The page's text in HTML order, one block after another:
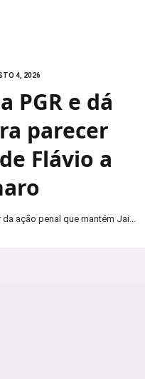
4, 2026
PGR e dá
parecer
Flávio a
ação penal que mantém Jair